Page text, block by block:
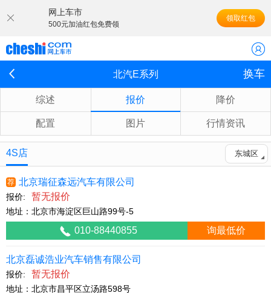
网上车市
500元加油红包免费领
领取红包
北汽E系列 换车
综述 报价 降价
配置 图片 行情资讯
4S店 东城区
荐 北京瑞征森远汽车有限公司
报价: 暂无报价
地址：北京市海淀区巨山路99号-5
010-88440855 询最低价
北京磊诚浩业汽车销售有限公司
报价: 暂无报价
地址：北京市昌平区立汤路598号